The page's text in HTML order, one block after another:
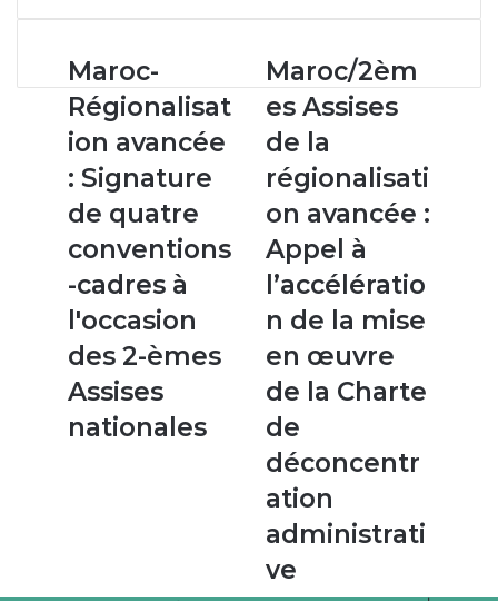
email
Maroc-
Régionalisation
avancée
:
Signature
de
quatre
conventions-
cadres
l'occasion
des
2-
èmes
Assises
nationales
Maroc-
Régionalisat
ion avancée
: Signature
de quatre
conventions
-cadres à
l'occasion
des 2-èmes
Assises
nationales
Maroc/2èmes
Assises
de
la
régionalisation
avancée
Appel
à
l’accélération
de
la
en
œuvre
de
la
Charte
déconcentration
administrative
Maroc/2èm
es Assises
de la
régionalisati
on avancée :
Appel à
l’accélératio
n de la mise
en œuvre
de la Charte
de
déconcentr
ation
administrati
ve